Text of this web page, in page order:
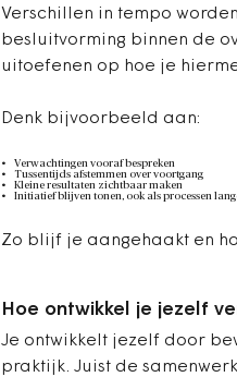
Verschillen in tempo
besluitvorming binnen de
uitoefenen op hoe je
Denk bijvoorbeeld aan:
Verwachtingen vooraf bespreken
Tussentijds afstemmen over voortgang
Kleine resultaten zichtbaar maken
Initiatief blijven tonen, ook als processen
Zo blijf je aangehaakt en
Hoe ontwikkel je jezelf
Je ontwikkelt jezelf door
praktijk. Juist de